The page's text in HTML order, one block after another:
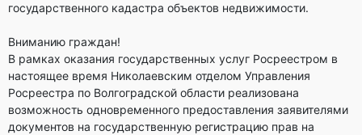
государственного кадастра объектов недвижимости.
Вниманию граждан!
В рамках оказания государственных услуг Росреестром в
настоящее время Николаевским отделом Управления
Росреестра по Волгоградской области реализована
возможность одновременного предоставления заявителями
документов на государственную регистрацию прав на